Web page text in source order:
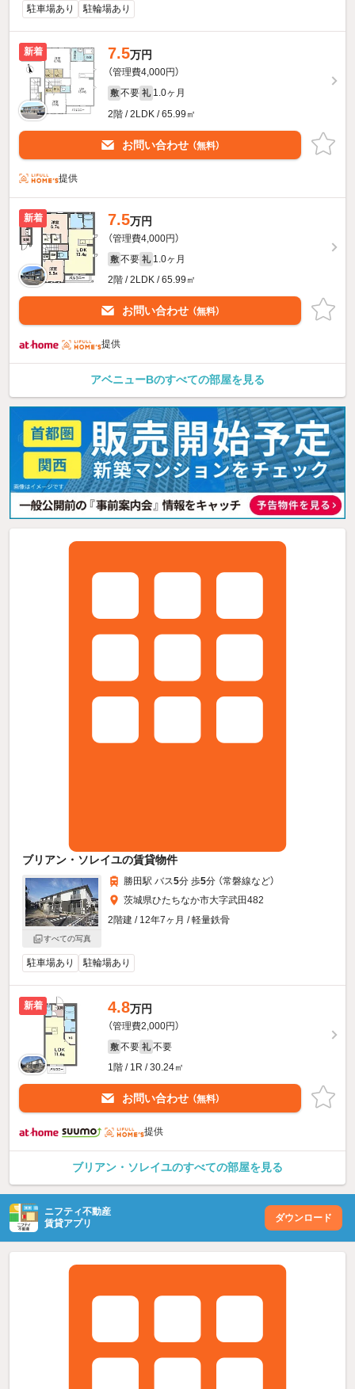
駐車場あり 駐輪場あり
新着 7.5万円
（管理費4,000円）
敷 不要 礼 1.0ヶ月
2階 / 2LDK / 65.99㎡
お問い合わせ （無料）
提供
新着 7.5万円
（管理費4,000円）
敷 不要 礼 1.0ヶ月
2階 / 2LDK / 65.99㎡
お問い合わせ （無料）
提供
アベニューBのすべての部屋を見る
ブリアン・ソレイユの賃貸物件
すべての写真
勝田駅 バス5分 歩5分 （常磐線など）
茨城県ひたちなか市大字武田482
2階建 / 12年7ヶ月 / 軽量鉄骨
駐車場あり 駐輪場あり
新着 4.8万円
（管理費2,000円）
敷 不要 礼 不要
1階 / 1R / 30.24㎡
お問い合わせ （無料）
提供
ブリアン・ソレイユのすべての部屋を見る
ニフティ不動産
賃貸アプリ
ダウンロード